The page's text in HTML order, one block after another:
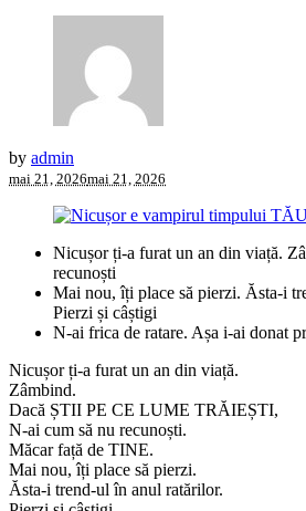
by admin
mai 21, 2026mai 21, 2026
Nicușor ți-a furat un an din viață.
recunoști
Mai nou, îți place să pierzi. Ăsta-i
Pierzi și câștigi
N-ai frica de ratare. Așa i-ai donat
Nicușor ți-a furat un an din viață.
Zâmbind.
Dacă ȘTII PE CE LUME TRĂIEȘTI,
N-ai cum să nu recunoști.
Măcar față de TINE.
Mai nou, îți place să pierzi.
Ăsta-i trend-ul în anul ratărilor.